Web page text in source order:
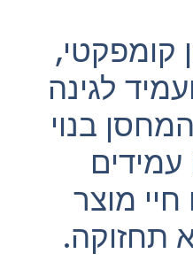
קומפקטי,
לגינה
בנוי
מוצר
תחזוקה.